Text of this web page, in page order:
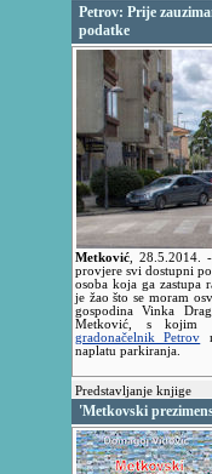
Petrov: Prije
podatke
Metković 28.5.2014.
provjere svi dostupni
osoba koja ga zastupa
je žao što se moram
gospodina Vinka
Metković, s kojim
gradonačelnik Petrov
naplatu parkiranja.
Predstavljanje knjige
'Metkovski